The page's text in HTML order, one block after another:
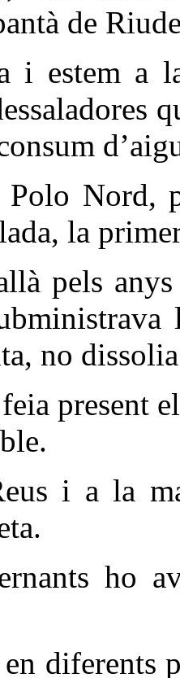
de
i estem a
Polo Nord,
la
pels
no
present
i a la
ho
en diferents